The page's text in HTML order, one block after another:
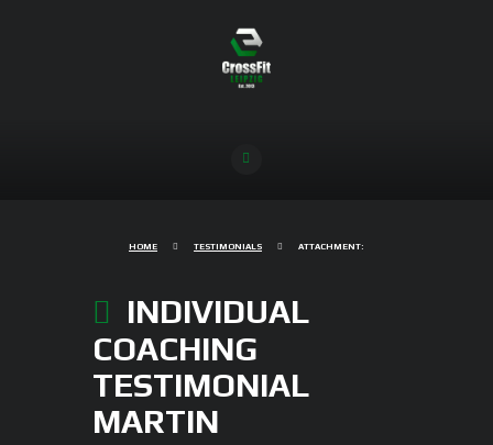
HOME TESTIMONIALS ATTACHMENT:
INDIVIDUAL
COACHING
TESTIMONIAL
MARTIN